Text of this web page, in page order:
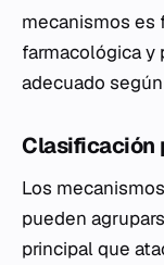
mecanismos es
farmacológica y
adecuado
Clasificación
Los
pueden
principal que